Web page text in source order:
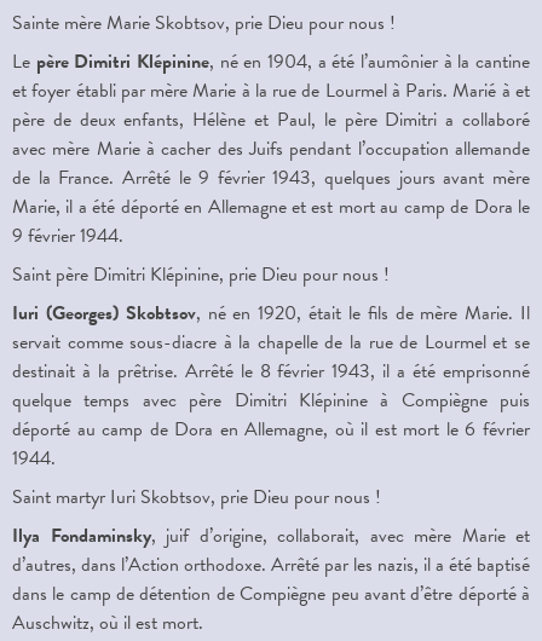
Sainte mère Marie Skobtsov, prie Dieu pour nous !
Le père Dimitri Klépinine, né en 1904, a été l’aumônier à la cantine
et foyer établi par mère Marie à la rue de Lourmel à Paris. Marié à et
père de deux enfants, Hélène et Paul, le père Dimitri a collaboré
avec mère Marie à cacher des Juifs pendant l’occupation allemande
de la France. Arrêté le 9 février 1943, quelques jours avant mère
Marie, il a été déporté en Allemagne et est mort au camp de Dora le
9 février1944.
Saint père Dimitri Klépinine, prie Dieu pour nous !
Iuri (Georges) Skobtsov, né en 1920, était le fils de mère Marie. Il
servait comme sous-diacre à la chapelle de la rue de Lourmel et se
destinait à la prêtrise. Arrêté le 8 février 1943, il a été emprisonné
quelque temps avec père Dimitri Klépinine à Compiègne puis
déporté au camp de Dora en Allemagne, où il est mort le 6 février
1944.
Saint martyr Iuri Skobtsov, prie Dieu pour nous !
Ilya Fondaminsky, juif d’origine, collaborait, avec mère Marie et
d’autres, dans l’Action orthodoxe. Arrêté par les nazis, il a été baptisé
dans le camp de détention de Compiègne peu avant d’être déporté à
Auschwitz, où il est mort.